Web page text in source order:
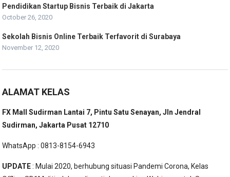
Pendidikan Startup Bisnis Terbaik di Jakarta
October 26, 2020
Sekolah Bisnis Online Terbaik Terfavorit di Surabaya
November 12, 2020
ALAMAT KELAS
FX Mall Sudirman Lantai 7, Pintu Satu Senayan, Jln Jendral
Sudirman, Jakarta Pusat 12710
WhatsApp : 0813-8154-6943
UPDATE: Mulai 2020, berhubung situasi Pandemi Corona, Kelas